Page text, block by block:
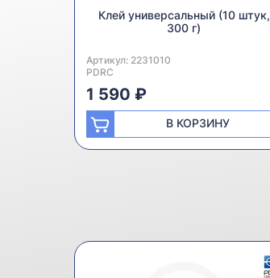
Клей универсальный (10 штук,
300 г)
Артикул: 2231010
Производитель:
PDRC
1 590 ₽
В КОРЗИНУ